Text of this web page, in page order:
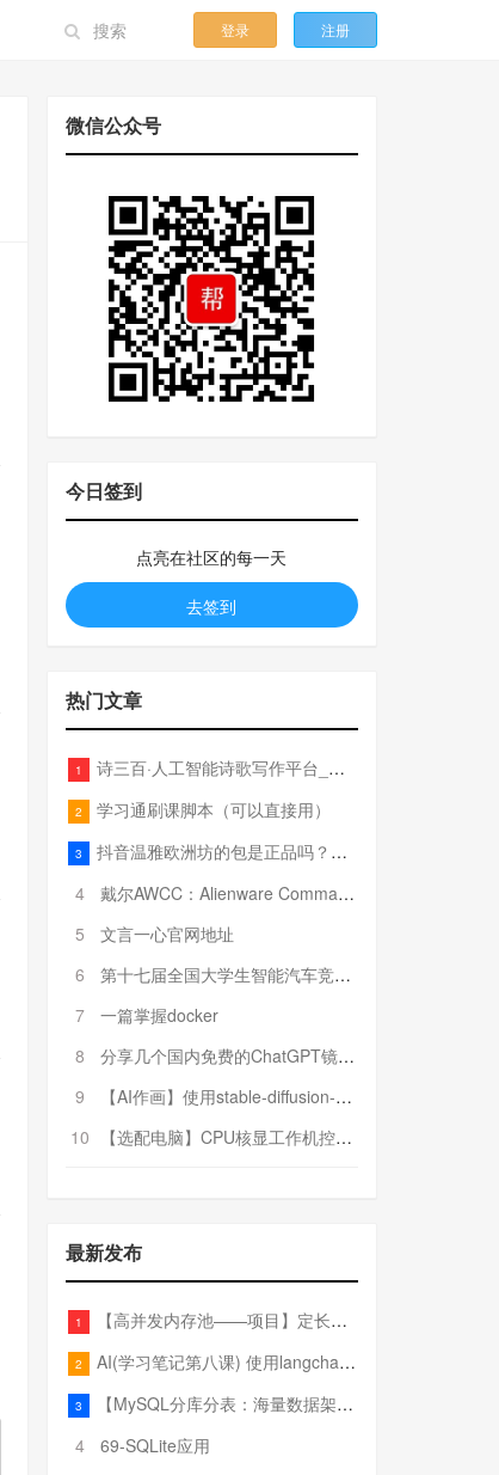
登录 注册
微信公众号
今日签到
点亮在社区的每一天
去签到
热门文章
1 诗三百·人工智能诗歌写作平台_在线作诗机_藏头诗生成器_电脑对联_姓名作诗
2 学习通刷课脚本（可以直接用）
3
抖音温雅欧洲坊的包是正品吗？温雅卖的包为啥那么便宜？
4
戴尔AWCC：Alienware Command Center 故障排除方法，里面附有超全详解呦，快来快来，欢迎观看~
5
文言一心官网地址
6
第十七届全国大学生智能汽车竞赛全国总决赛参赛队伍奖项公告
7
一篇掌握docker
8
分享几个国内免费的ChatGPT镜像网址(亲测有效-4月25日更新)
9
【AI作画】使用stable-diffusion-webui搭建AI作画平台
10
【选配电脑】CPU核显工作机控制预算5000
最新发布
1 【高并发内存池——项目】定长内存池——开胃小菜
2 AI(学习笔记第八课) 使用langchain的embedding models
3
【MySQL分库分表：海量数据架构的终极解决方案】
4
69-SQLite应用